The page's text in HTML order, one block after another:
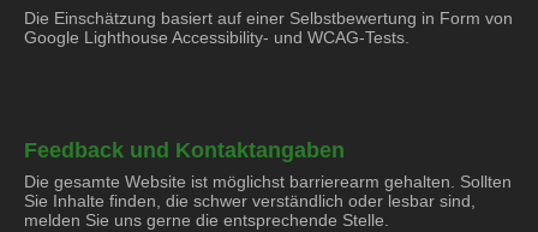
Die Einschätzung basiert auf einer Selbstbewertung in Form von
Google Lighthouse Accessibility- und WCAG-Tests.
Feedback und Kontaktangaben
Die gesamte Website ist möglichst barrierearm gehalten. Sollten
Sie Inhalte finden, die schwer verständlich oder lesbar sind,
melden Sie uns gerne die entsprechende Stelle.